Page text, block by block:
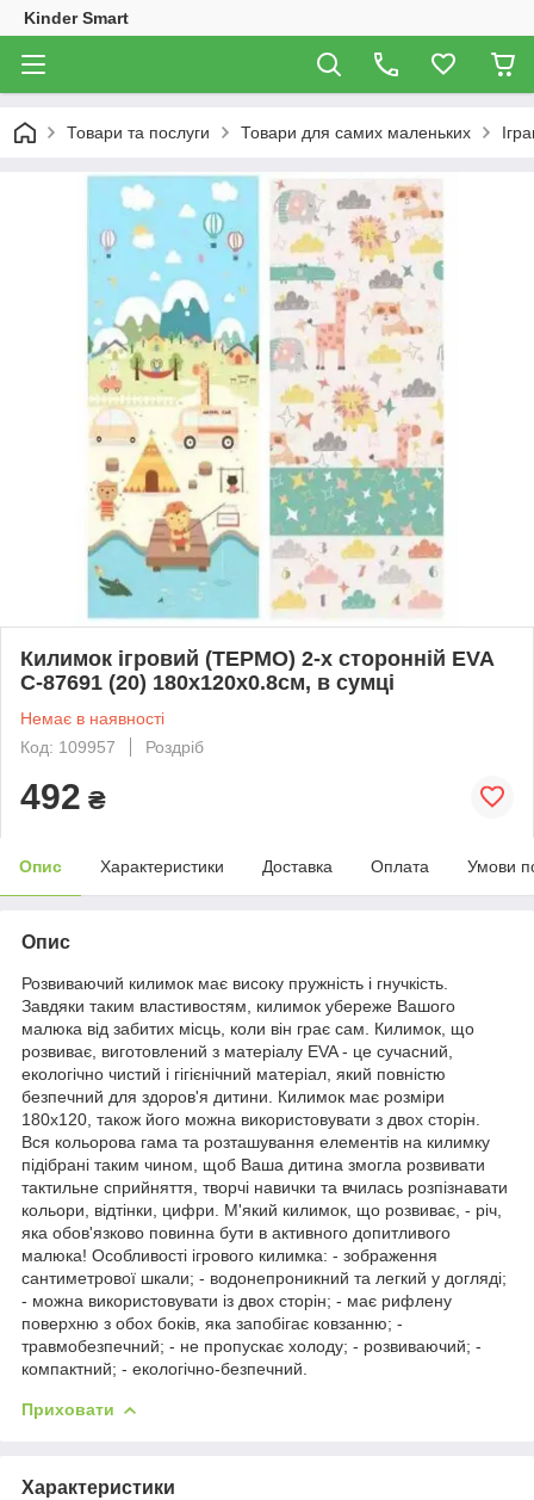
Kinder Smart
Товари та послуги Товари для самих маленьких
Килимок ігровий (ТЕРМО) 2-х сторонній EVA
С-87691 (20) 180х120х0.8см, в сумці
Немає в наявності
Код: 109957
Роздріб
492 ₴
Опис Характеристики Доставка Оплата Умови
Опис
Розвиваючий килимок має високу пружність і гнучкість.
Завдяки таким властивостям, килимок убереже Вашого
малюка від забитих місць, коли він грає сам. Килимок, що
розвиває, виготовлений з матеріалу EVA - це сучасний,
екологічно чистий і гігієнічний матеріал, який повністю
безпечний для здоров'я дитини. Килимок має розміри
180х120, також його можна використовувати з двох сторін.
Вся кольорова гама та розташування елементів на килимку
підібрані таким чином, щоб Ваша дитина змогла розвивати
тактильне сприйняття, творчі навички та вчилась розпізнавати
кольори, відтінки, цифри. М'який килимок, що розвиває, - річ,
яка обов'язково повинна бути в активного допитливого
малюка! Особливості ігрового килимка: - зображення
сантиметрової шкали; - водонепроникний та легкий у догляді;
- можна використовувати із двох сторін; - має рифлену
поверхню з обох боків, яка запобігає ковзанню; -
травмобезпечний; - не пропускає холоду; - розвиваючий; -
компактний; - екологічно-безпечний.
Приховати
Характеристики